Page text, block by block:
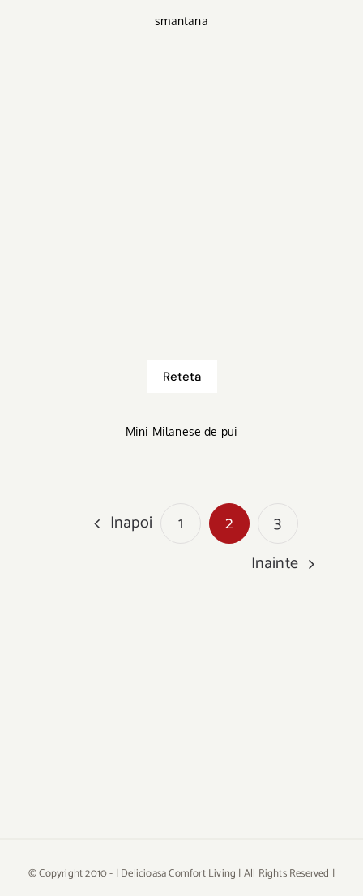
smantana
Reteta
Mini Milanese de pui
Inapoi 1 2
3
Inainte
© Copyright 2010 - | Delicioasa Comfort Living | All Rights Reserved |